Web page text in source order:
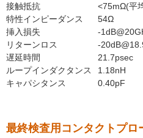
接触抵抗
<75mΩ(平
特性インピーダンス
54Ω
挿入損失
-
リターンロス
-
遅延時間
21.7psec
ループインダクタンス
1.18nH
キャパシタンス
0.40pF
最終検査用コンタクトプロ